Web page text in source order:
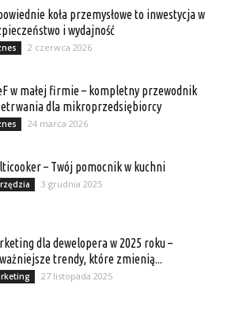
koła przemysłowe to inwestycja w
i wydajność
2 czerwca 2026
w małej firmie – kompletny przewodnik
dla mikroprzedsiębiorcy
24 marca 2026
– Twój pomocnik w kuchni
3 grudnia 2025
dla dewelopera w 2025 roku –
trendy, które zmienią...
27 listopada 2025